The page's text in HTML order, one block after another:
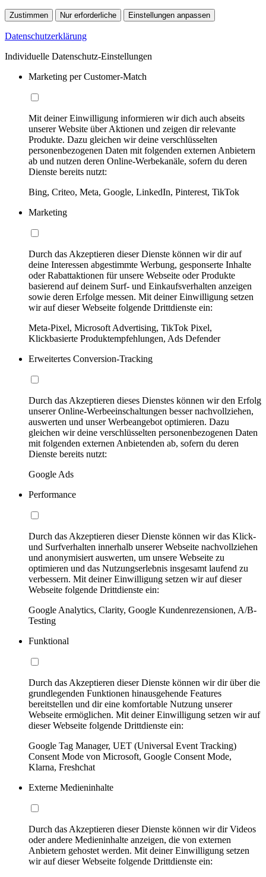
Zustimmen Nur erforderliche Einstellungen anpassen
Datenschutzerklärung
Individuelle Datenschutz-Einstellungen
Marketing per Customer-Match
Mit deiner Einwilligung informieren wir dich auch abseits
unserer Website über Aktionen und zeigen dir relevante
Produkte. Dazu gleichen wir deine verschlüsselten
personenbezogenen Daten mit folgenden externen Anbietern
ab und nutzen deren Online-Werbekanäle, sofern du deren
Dienste bereits nutzt:
Bing, Criteo, Meta, Google, LinkedIn, Pinterest, TikTok
Marketing
Durch das Akzeptieren dieser Dienste können wir dir auf
deine Interessen abgestimmte Werbung, gesponserte Inhalte
oder Rabattaktionen für unsere Webseite oder Produkte
basierend auf deinem Surf- und Einkaufsverhalten anzeigen
sowie deren Erfolge messen. Mit deiner Einwilligung setzen
wir auf dieser Webseite folgende Drittdienste ein:
Meta-Pixel, Microsoft Advertising, TikTok Pixel,
Klickbasierte Produktempfehlungen, Ads Defender
Erweitertes Conversion-Tracking
Durch das Akzeptieren dieses Dienstes können wir den Erfolg
unserer Online-Werbeeinschaltungen besser nachvollziehen,
auswerten und unser Werbeangebot optimieren. Dazu
gleichen wir deine verschlüsselten personenbezogenen Daten
mit folgenden externen Anbietenden ab, sofern du deren
Dienste bereits nutzt:
Google Ads
Performance
Durch das Akzeptieren dieser Dienste können wir das Klick-
und Surfverhalten innerhalb unserer Webseite nachvollziehen
und anonymisiert auswerten, um unsere Webseite zu
optimieren und das Nutzungserlebnis insgesamt laufend zu
verbessern. Mit deiner Einwilligung setzen wir auf dieser
Webseite folgende Drittdienste ein:
Google Analytics, Clarity, Google Kundenrezensionen, A/B-
Testing
Funktional
Durch das Akzeptieren dieser Dienste können wir dir über die
grundlegenden Funktionen hinausgehende Features
bereitstellen und dir eine komfortable Nutzung unserer
Webseite ermöglichen. Mit deiner Einwilligung setzen wir auf
dieser Webseite folgende Drittdienste ein:
Google Tag Manager, UET (Universal Event Tracking)
Consent Mode von Microsoft, Google Consent Mode,
Klarna, Freshchat
Externe Medieninhalte
Durch das Akzeptieren dieser Dienste können wir dir Videos
oder andere Medieninhalte anzeigen, die von externen
Anbietern gehostet werden. Mit deiner Einwilligung setzen
wir auf dieser Webseite folgende Drittdienste ein: